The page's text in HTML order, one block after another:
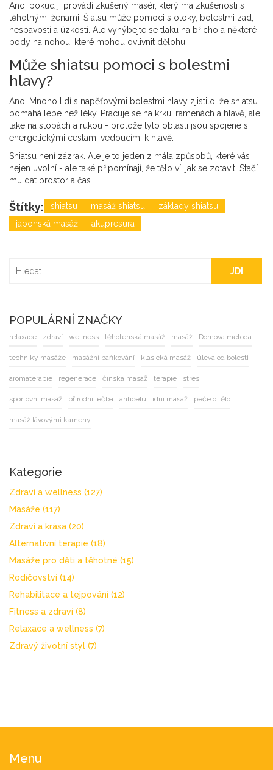
Ano, pokud ji provádí zkušený masér, který má zkušenosti s
těhotnými ženami. Šiatsu může pomoci s otoky, bolestmi zad,
nespavostí a úzkostí. Ale vyhýbejte se tlaku na břicho a některé
body na nohou, které mohou ovlivnit dělohu.
Může shiatsu pomoci s bolestmi
hlavy?
Ano. Mnoho lidí s napěťovými bolestmi hlavy zjistilo, že shiatsu
pomáhá lépe než léky. Pracuje se na krku, ramenách a hlavě, ale
také na stopách a rukou - protože tyto oblasti jsou spojené s
energetickými cestami vedoucími k hlavě.
Shiatsu není zázrak. Ale je to jeden z mála způsobů, které vás
nejen uvolní - ale také připomínají, že tělo ví, jak se zotavit. Stačí
mu dát prostor a čas.
Štítky: shiatsu masáž shiatsu
základy shiatsu
japonská masáž
akupresura
JDI
POPULÁRNÍ ZNAČKY
relaxace zdraví wellness těhotenská masáž masáž Dornova metoda
techniky masáže masážní baňkování klasická masáž úleva od bolesti
aromaterapie regenerace čínská masáž terapie stres
sportovní masáž přírodní léčba anticelulitidní masáž péče o tělo
masáž lávovými kameny
Kategorie
Zdraví a wellness (127)
Masáže (117)
Zdraví a krása (20)
Alternativní terapie (18)
Masáže pro děti a těhotné (15)
Rodičovství (14)
Rehabilitace a tejpování (12)
Fitness a zdraví (8)
Relaxace a wellness (7)
Zdravý životní styl (7)
Menu